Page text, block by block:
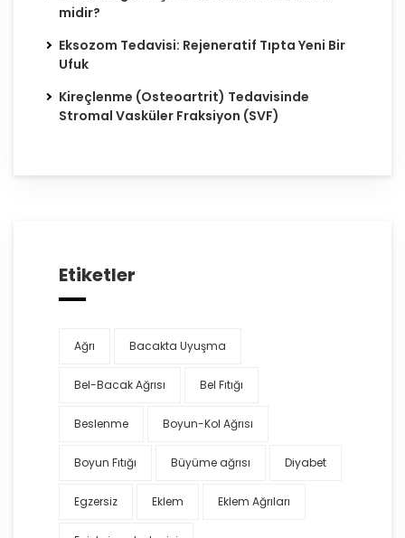
midir?
Eksozom Tedavisi: Rejeneratif Tıpta Yeni Bir
Ufuk
Kireçlenme (Osteoartrit) Tedavisinde
Stromal Vasküler Fraksiyon (SVF)
Etiketler
Ağrı Bacakta Uyuşma
Bel-Bacak Ağrısı Bel Fıtığı
Beslenme Boyun-Kol Ağrısı
Boyun Fıtığı Büyüme ağrısı Diyabet
Egzersiz Eklem Eklem Ağrıları